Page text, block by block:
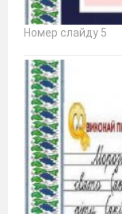
Номер слайду 5